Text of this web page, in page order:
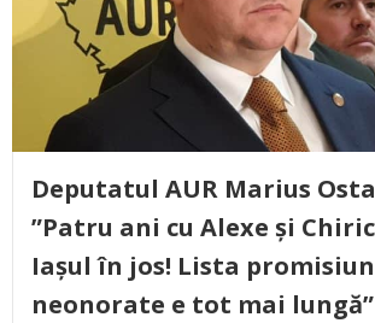
Deputatul AUR Marius
”Patru ani cu Alexe și
Iașul în jos! Lista
neonorate e tot mai lungă”